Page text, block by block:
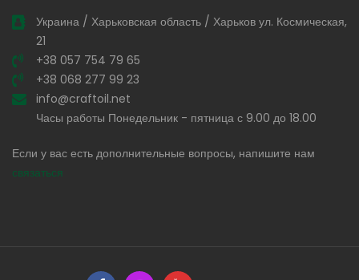
Украина / Харьковская область / Харьков ул. Космическая,
21
+38 057 754 79 65
+38 068 277 99 23
info@craftoil.net
Часы работы Понедельник - пятница с 9.00 до 18.00
Если у вас есть дополнительные вопросы, напишите нам
связаться